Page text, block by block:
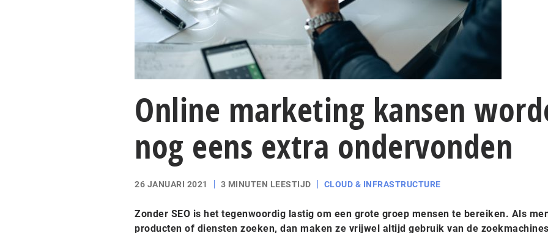
Online marketing kansen
nog eens extra ondervonden
26 JANUARI 2021 3 MINUTEN LEESTIJD CLOUD & INFRASTRUCTURE
Zonder SEO is het tegenwoordig lastig om een grote groep mensen te bereiken. Als
producten of diensten zoeken, dan maken ze vrijwel altijd gebruik van de